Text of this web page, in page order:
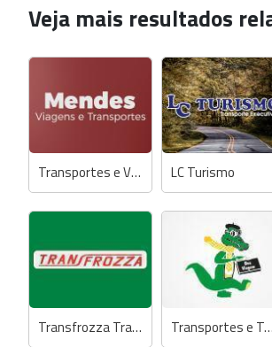
Veja mais resultados
Transportes e Viagens Mendes (Vans) LC Turismo
Transfrozza Transportes Coletivos Transportes e Turismo Manfredi